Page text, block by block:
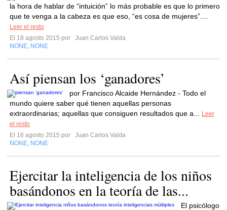
la hora de hablar de “intuición” lo más probable es que lo primero
que te venga a la cabeza es que eso, “es cosa de mujeres”....
Leer el resto
El 18 agosto 2015 por
Juan Carlos Valda
NONE NONE
Así piensan los ‘ganadores’
por Francisco Alcaide Hernández - Todo el
mundo quiere saber qué tienen aquellas personas
extraordinarias; aquellas que consiguen resultados que a...
Leer
el resto
El 16 agosto 2015 por
Juan Carlos Valda
NONE NONE
Ejercitar la inteligencia de los niños
basándonos en la teoría de las...
El psicólogo